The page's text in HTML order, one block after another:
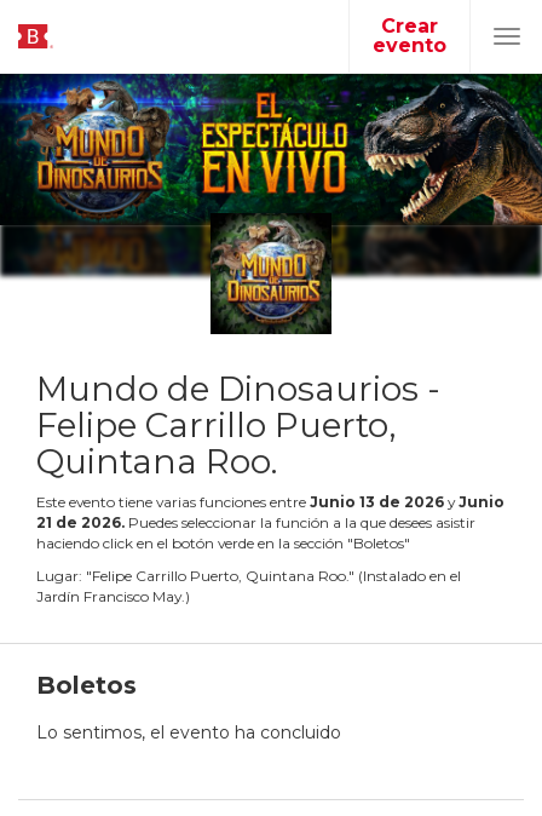
Crear
evento
Mundo de Dinosaurios -
Felipe Carrillo Puerto,
Quintana Roo.
Este evento tiene varias funciones entre Junio 13 de 2026 yJunio
21 de 2026. Puedes seleccionar la función a la que desees asistir
haciendo click en el botón verde en la sección "Boletos"
Lugar: "Felipe Carrillo Puerto, Quintana Roo." (Instalado en el
Jardín Francisco May.)
Boletos
Lo sentimos, el evento ha concluido